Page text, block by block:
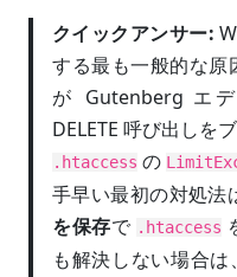
クイックアンサー:
する最も一般的な原
が Gutenberg エ
DELETE 呼び出しを
.htaccess の
手早い最初の対処法
を保存で .htaccess
も解決しない場合